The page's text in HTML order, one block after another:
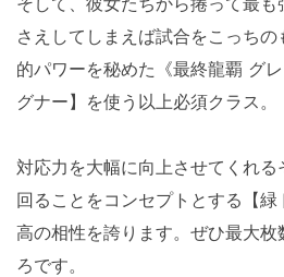
さえしてしまえば試合をこっち
的パワーを秘めた《最終龍覇 グ
グナー】を使う以上必須クラス。
対応力を大幅に向上させてくれ
回ることをコンセプトとする【
高の相性を誇ります。ぜひ最大枚
ろです。